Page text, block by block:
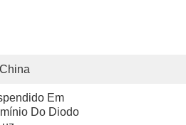
Em
Do Diodo